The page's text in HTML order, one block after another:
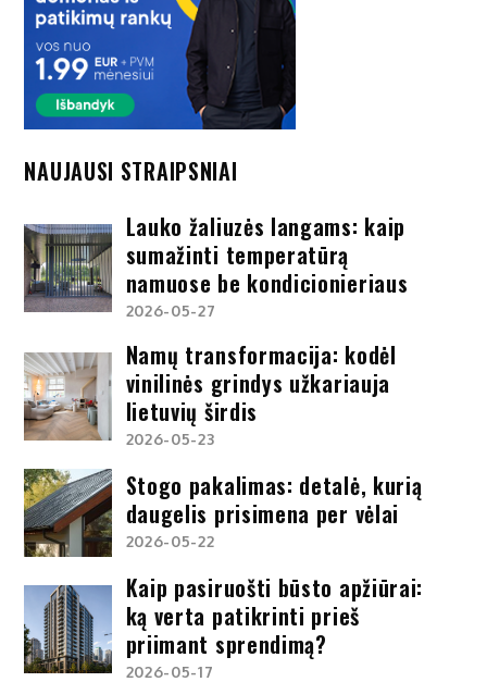
NAUJAUSI STRAIPSNIAI
Lauko žaliuzės langams: kaip
sumažinti temperatūrą
namuose be kondicionieriaus
2026-05-27
Namų transformacija: kodėl
vinilinės grindys užkariauja
lietuvių širdis
2026-05-23
Stogo pakalimas: detalė, kurią
daugelis prisimena per vėlai
2026-05-22
Kaip pasiruošti būsto apžiūrai:
ką verta patikrinti prieš
priimant sprendimą?
2026-05-17